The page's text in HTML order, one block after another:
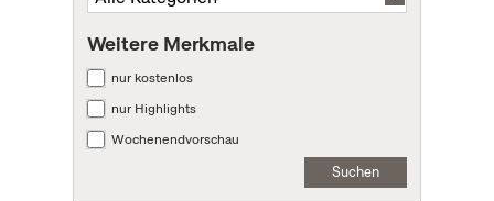
Weitere Merkmale
nur kostenlos
nur Highlights
Wochenendvorschau
Suchen